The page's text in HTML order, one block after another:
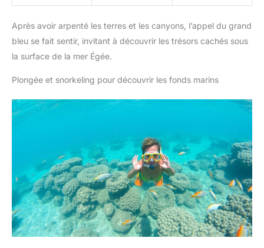
Après avoir arpenté les terres et les canyons, l’appel du grand
bleu se fait sentir, invitant à découvrir les trésors cachés sous
la surface de la mer Égée.
Plongée et snorkeling pour découvrir les fonds marins